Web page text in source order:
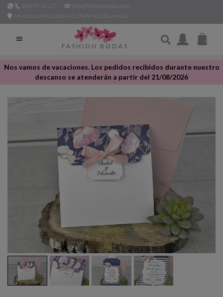
968 97 42 27
info@fashionbodas.com
Murcia centro, junto a C/ Platería (cita previa)

FASHION BODAS
Nos vamos de vacaciones. Los pedidos recibidos durante nuestro
descanso se atenderán a partir del 21/08/2026